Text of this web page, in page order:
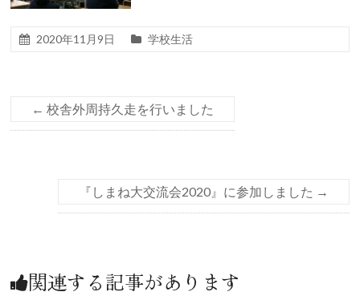
2020年11月9日 学校生活
← 校舎外周持久走を行いました
『しまね大交流会2020』に参加しました →
関連する記事があります